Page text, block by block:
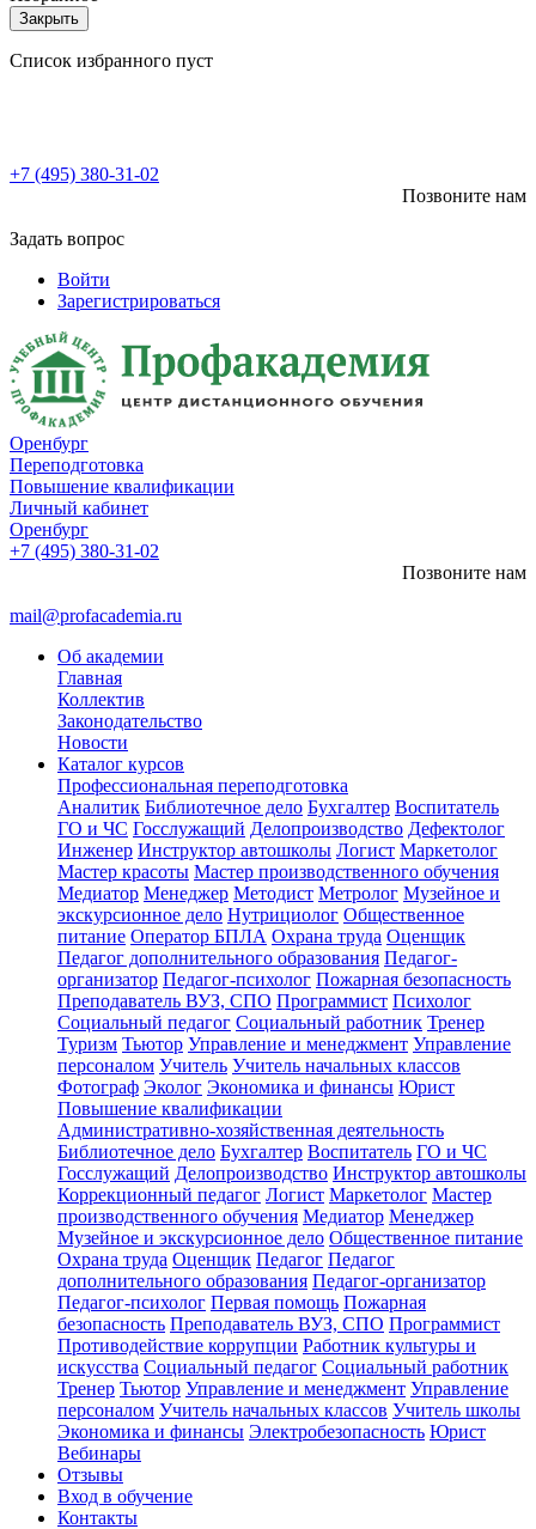
Закрыть
Список избранного пуст
+7 (495) 380-31-02
Позвоните нам
Задать вопрос
Войти
Зарегистрироваться
Оренбург
Переподготовка
Повышение квалификации
Личный кабинет
Оренбург
+7 (495) 380-31-02
Позвоните нам
mail@profacademia.ru
Об академии
Главная
Коллектив
Законодательство
Новости
Каталог курсов
Профессиональная переподготовка
Аналитик Библиотечное дело Бухгалтер Воспитатель
ГО и ЧС Госслужащий Делопроизводство Дефектолог
Инженер Инструктор автошколы Логист Маркетолог
Мастер красоты Мастер производственного обучения
Медиатор Менеджер Методист Метролог Музейное и
экскурсионное дело Нутрициолог Общественное
питание Оператор БПЛА Охрана труда Оценщик
Педагог дополнительного образования Педагог-
организатор Педагог-психолог Пожарная безопасность
Преподаватель ВУЗ, СПО Программист Психолог
Социальный педагог Социальный работник Тренер
Туризм Тьютор Управление и менеджмент Управление
персоналом Учитель Учитель начальных классов
Фотограф Эколог Экономика и финансы Юрист
Повышение квалификации
Административно-хозяйственная деятельность
Библиотечное дело Бухгалтер Воспитатель ГО и ЧС
Госслужащий Делопроизводство Инструктор автошколы
Коррекционный педагог Логист Маркетолог Мастер
производственного обучения Медиатор Менеджер
Музейное и экскурсионное дело Общественное питание
Охрана труда Оценщик Педагог Педагог
дополнительного образования Педагог-организатор
Педагог-психолог Первая помощь Пожарная
безопасность Преподаватель ВУЗ, СПО Программист
Противодействие коррупции Работник культуры и
искусства Социальный педагог Социальный работник
Тренер Тьютор Управление и менеджмент Управление
персоналом Учитель начальных классов Учитель школы
Экономика и финансы Электробезопасность Юрист
Вебинары
Отзывы
Вход в обучение
Контакты